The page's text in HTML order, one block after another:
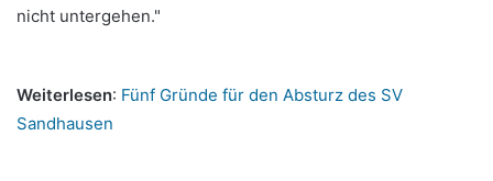
nicht untergehen."
Weiterlesen: Fünf Gründe für den Absturz des SV
Sandhausen